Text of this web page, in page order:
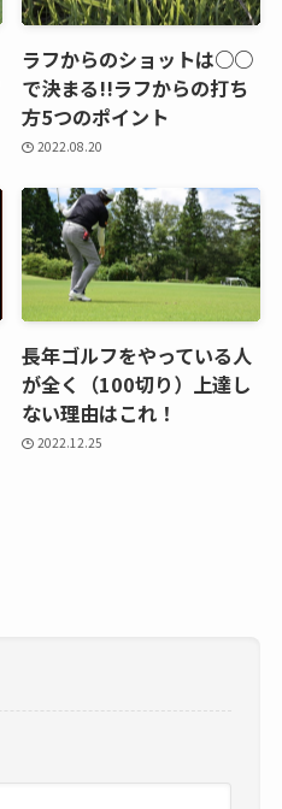
ラフからのショットは○○
で決まる!!ラフからの打ち
方5つのポイント
2022.08.20
長年ゴルフをやっている人
が全く（100切り）上達し
ない理由はこれ！
2022.12.25